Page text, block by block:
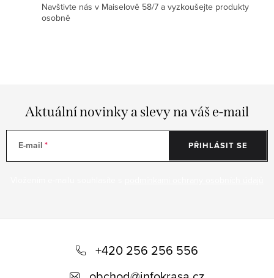
Navštivte nás v Maiselově 58/7 a vyzkoušejte produkty
osobně
Aktuální novinky a slevy na váš e-mail
E-mail PŘIHLÁSIT SE
+420 256 256 556